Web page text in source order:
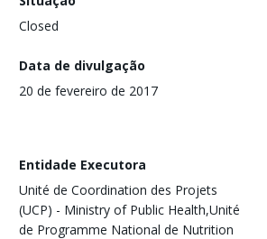
Closed
Data de divulgação
20 de fevereiro de 2017
Entidade Executora
Unité de Coordination des Projets
(UCP) - Ministry of Public Health,Unité
de Programme National de Nutrition